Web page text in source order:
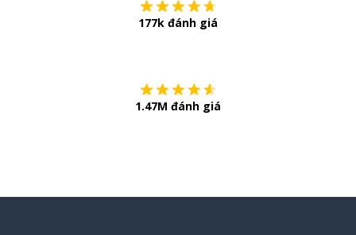
177k đánh giá
1.47M đánh giá